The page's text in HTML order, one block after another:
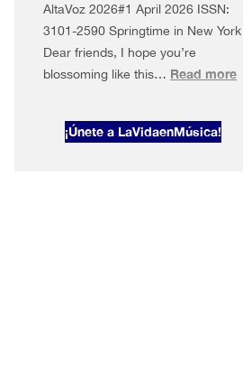
AltaVoz 2026#1 April 2026 ISSN:
3101-2590 Springtime in New York
Dear friends, I hope you’re
blossoming like this… Read more:
¡Únete a LaVidaenMúsica!